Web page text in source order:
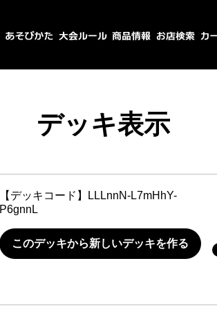
デッキ表示
【デッキコード】
LLLnnN-L7mHhY-
P6gnnL
このデッキから新しいデッキを作る